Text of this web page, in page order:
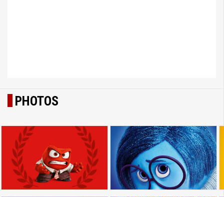
PHOTOS